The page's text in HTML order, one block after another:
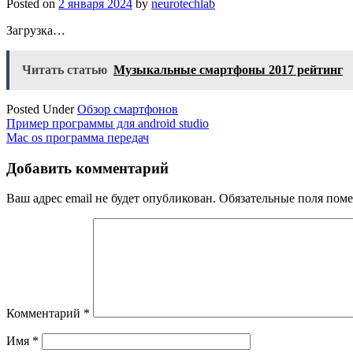
Posted on 2 января 2024 by neurotechlab
Загрузка…
Читать статью Музыкальные смартфоны 2017 рейтинг
Posted UnderОбзор смартфонов
Навигация
по
записям
Пример программы для android studio
Mac os программа передач
Добавить комментарий
Ваш адрес email не будет опубликован. Обязательные поля
Комментарий *
Имя *